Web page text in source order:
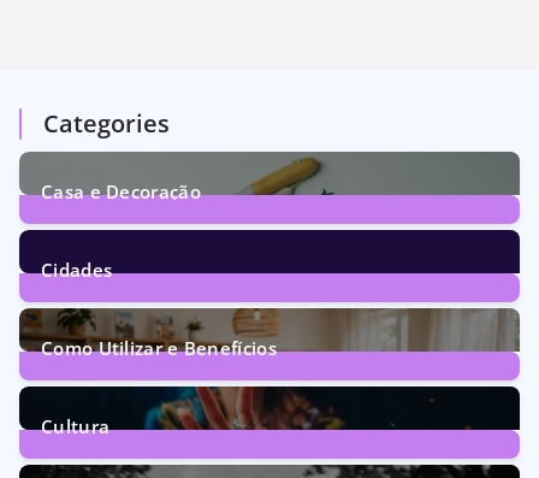
Categories
Casa e Decoração
1Post
Cidades
70Posts
Como Utilizar e Benefícios
160Posts
Cultura
246Posts